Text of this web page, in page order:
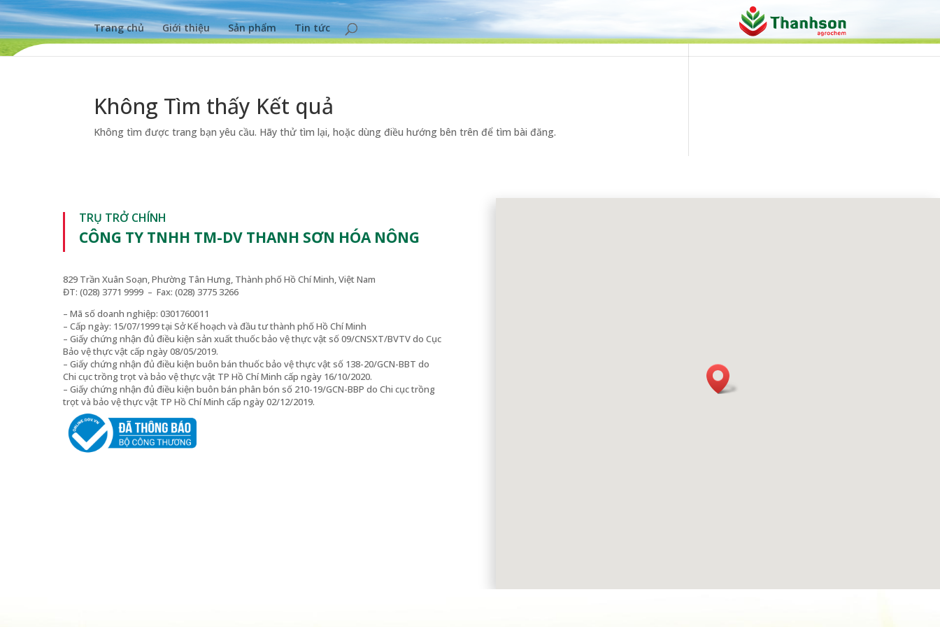
Trang chủ Giới thiệu Sản phẩm Tin tức
Không Tìm thấy Kết quả
Không tìm được trang bạn yêu cầu. Hãy thử tìm lại, hoặc dùng điều hướng bên trên để tìm bài đăng.
TRỤ TRỞ CHÍNH
CÔNG TY TNHH TM-DV THANH SƠN HÓA NÔNG
829 Trần Xuân Soạn, Phường Tân Hưng, Thành phố Hồ Chí Minh, Việt Nam
ĐT: (028) 3771 9999 – Fax: (028) 3775 3266
– Mã số doanh nghiệp: 0301760011
– Cấp ngày: 15/07/1999 tại Sở Kế hoạch và đầu tư thành phố Hồ Chí Minh
– Giấy chứng nhận đủ điều kiện sản xuất thuốc bảo vệ thực vật số 09/CNSXT/BVTV do Cục
Bảo vệ thực vật cấp ngày 08/05/2019.
– Giấy chứng nhận đủ điều kiện buôn bán thuốc bảo vệ thực vật số 138-20/GCN-BBT do
Chi cục trồng trọt và bảo vệ thực vật TP Hồ Chí Minh cấp ngày 16/10/2020.
– Giấy chứng nhận đủ điều kiện buôn bán phân bón số 210-19/GCN-BBP do Chi cục trồng
trọt và bảo vệ thực vật TP Hồ Chí Minh cấp ngày 02/12/2019.